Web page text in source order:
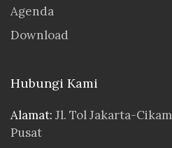
Agenda
Download
Hubungi Kami
Alamat: Jl. Tol Jakarta-
Pusat